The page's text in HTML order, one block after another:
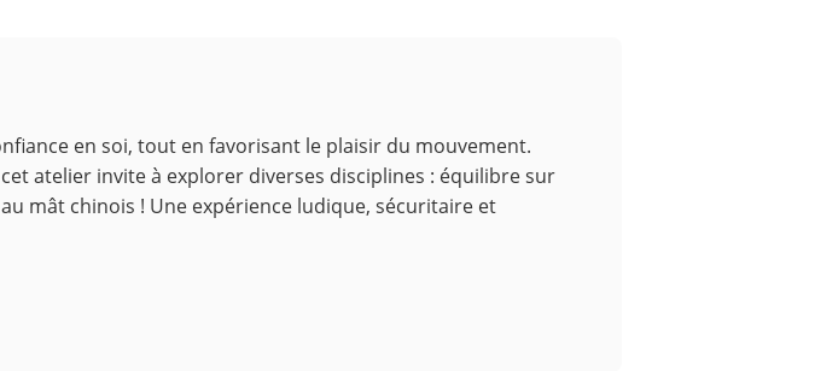
en soi, tout en favorisant le plaisir du mouvement.
atelier invite à explorer diverses disciplines : équilibre sur
mât chinois ! Une expérience ludique, sécuritaire et